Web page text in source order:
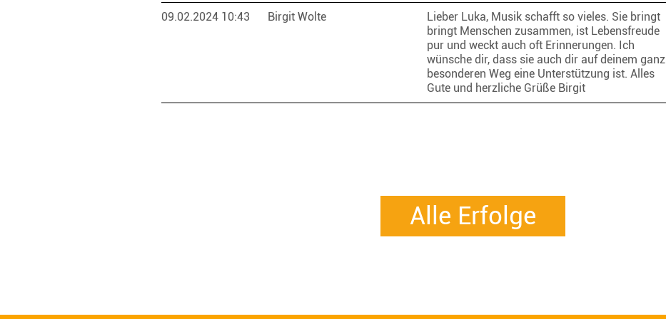
09.02.2024 10:43 Birgit Wolte
Lieber Luka, Musik schafft so vieles. Sie bringt
bringt Menschen zusammen, ist Lebensfreude
pur und weckt auch oft Erinnerungen. Ich
wünsche dir, dass sie auch dir auf deinem ganz
besonderen Weg eine Unterstützung ist. Alles
Gute und herzliche Grüße Birgit
Alle Erfolge